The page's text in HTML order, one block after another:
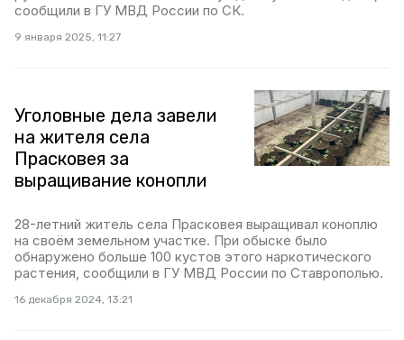
сообщили в ГУ МВД России по СК.
9 января 2025, 11:27
Уголовные дела завели
на жителя села
Прасковея за
выращивание конопли
28-летний житель села Прасковея выращивал коноплю
на своём земельном участке. При обыске было
обнаружено больше 100 кустов этого наркотического
растения, сообщили в ГУ МВД России по Ставрополью.
16 декабря 2024, 13:21